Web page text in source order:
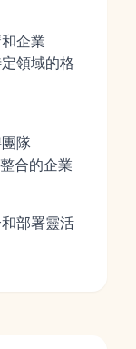
企業
領域的格
隊
合的企業
部署靈活